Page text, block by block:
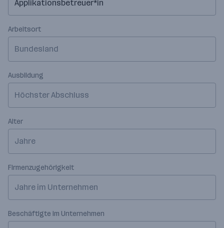
Arbeitsort
Bundesland
Ausbildung
Höchster Abschluss
Alter
Jahre
Firmenzugehörigkeit
Jahre im Unternehmen
Beschäftigte im Unternehmen